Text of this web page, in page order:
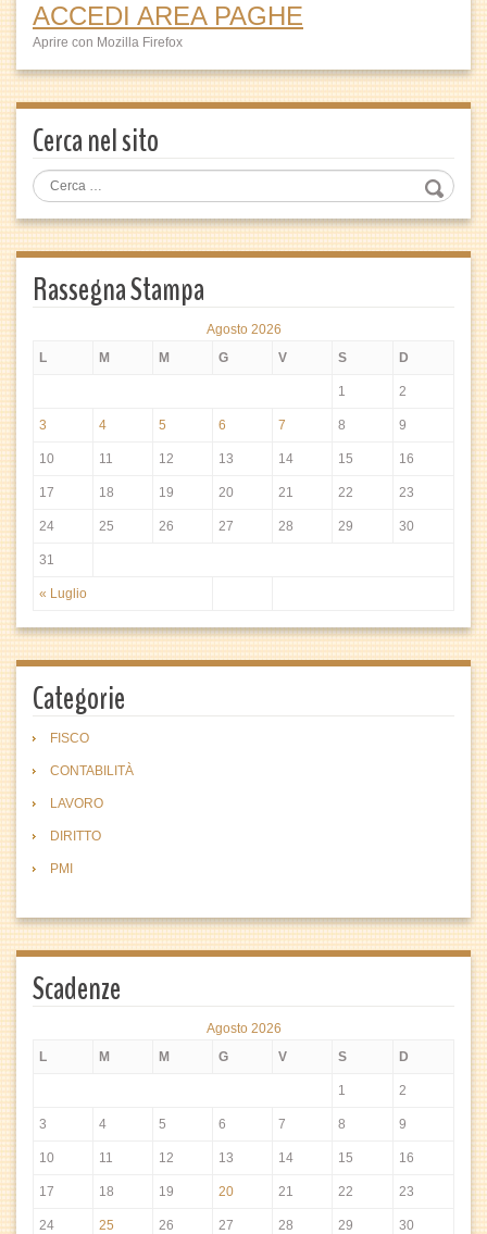
ACCEDI AREA PAGHE
Aprire con Mozilla Firefox
Cerca nel sito
Rassegna Stampa
Agosto 2026
L
M M G V S D
« Luglio
1 2
3 4 5 6 7 8 9
10 11 12 13 14 15 16
17 18 19 20 21 22 23
24 25 26 27 28 29 30
31
Categorie
FISCO
CONTABILITÀ
LAVORO
DIRITTO
PMI
Scadenze
Agosto 2026
L
M M G V S D
1 2
3 4 5 6 7 8 9
10 11 12 13 14 15 16
17 18 19 20 21 22 23
24 25 26 27 28 29 30